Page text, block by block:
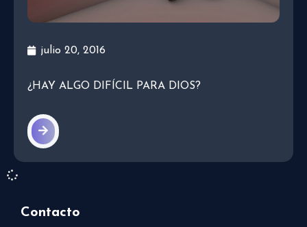
julio 20, 2016
¿HAY ALGO DIFÍCIL PARA DIOS?
Contacto